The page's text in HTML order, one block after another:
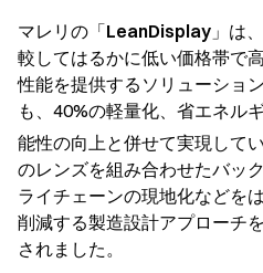
マレリの「LeanDisplay 」は
較してはるかに低い価格帯で
性能を提供するソリューショ
も、40%の軽量化、省エネル
能性の向上と併せて実現して
のレンズを組み合わせたバッ
ライチェーンの現地化などを
削減する製造設計アプローチ
されました。